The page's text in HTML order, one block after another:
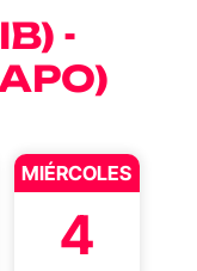
-
MIÉRCOLES
4